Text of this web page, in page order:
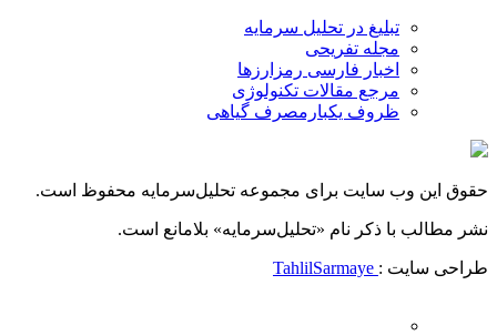
تبلیغ در تحلیل سرمایه
مجله تفریحی
اخبار فارسی رمزارزها
مرجع مقالات تکنولوژی
ظروف یکبارمصرف گیاهی
حقوق این وب سایت برای مجموعه تحلیل‌سرمایه محفوظ است.
نشر مطالب با ذکر نام «تحلیل‌سرمایه» بلامانع است.
طراحی سایت :